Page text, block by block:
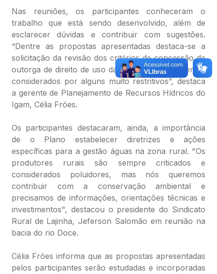
Nas reuniões, os participantes conheceram o
trabalho que está sendo desenvolvido, além de
esclarecer dúvidas e contribuir com sugestões.
“Dentre as propostas apresentadas destaca-se a
solicitação da revisão dos critérios de concessão de
outorga de direito de uso da água em Minas Gerais,
considerados por alguns muito restritivos”, destaca
a gerente de Planejamento de Recursos Hídricos do
Igam, Célia Fróes.
Os participantes destacaram, ainda, a importância
de o Plano estabelecer diretrizes e ações
específicas para a gestão águas na zona rural. "Os
produtores rurais são sempre criticados e
considerados poluidores, mas nós queremos
contribuir com a conservação ambiental e
precisamos de informações, orientações técnicas e
investimentos", destacou o presidente do Sindicato
Rural de Lajinha, Jeferson Salomão em reunião na
bacia do rio Doce.
Célia Fróes informa que as propostas apresentadas
pelos participantes serão estudadas e incorporadas